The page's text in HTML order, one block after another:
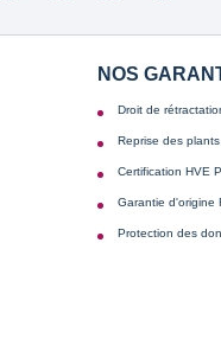
NOS
Droit de
Reprise des
Certification HVE
Garantie d'origine
Protection des